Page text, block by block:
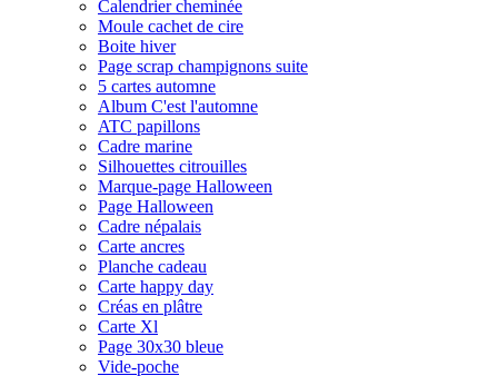
Calendrier cheminée
Moule cachet de cire
Boite hiver
Page scrap champignons suite
5 cartes automne
Album C'est l'automne
ATC papillons
Cadre marine
Silhouettes citrouilles
Marque-page Halloween
Page Halloween
Cadre népalais
Carte ancres
Planche cadeau
Carte happy day
Créas en plâtre
Carte Xl
Page 30x30 bleue
Vide-poche